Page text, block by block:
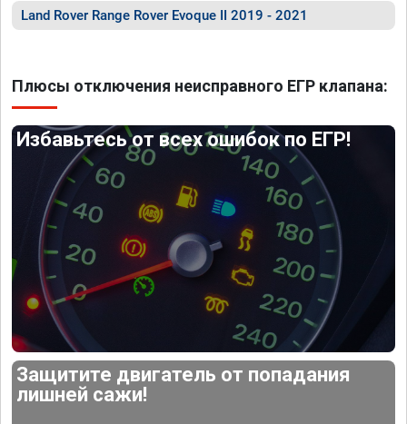
Land Rover Range Rover Evoque II 2019 - 2021
Плюсы отключения неисправного ЕГР клапана:
Избавьтесь от всех ошибок по ЕГР!
Защитите двигатель от попадания
лишней сажи!